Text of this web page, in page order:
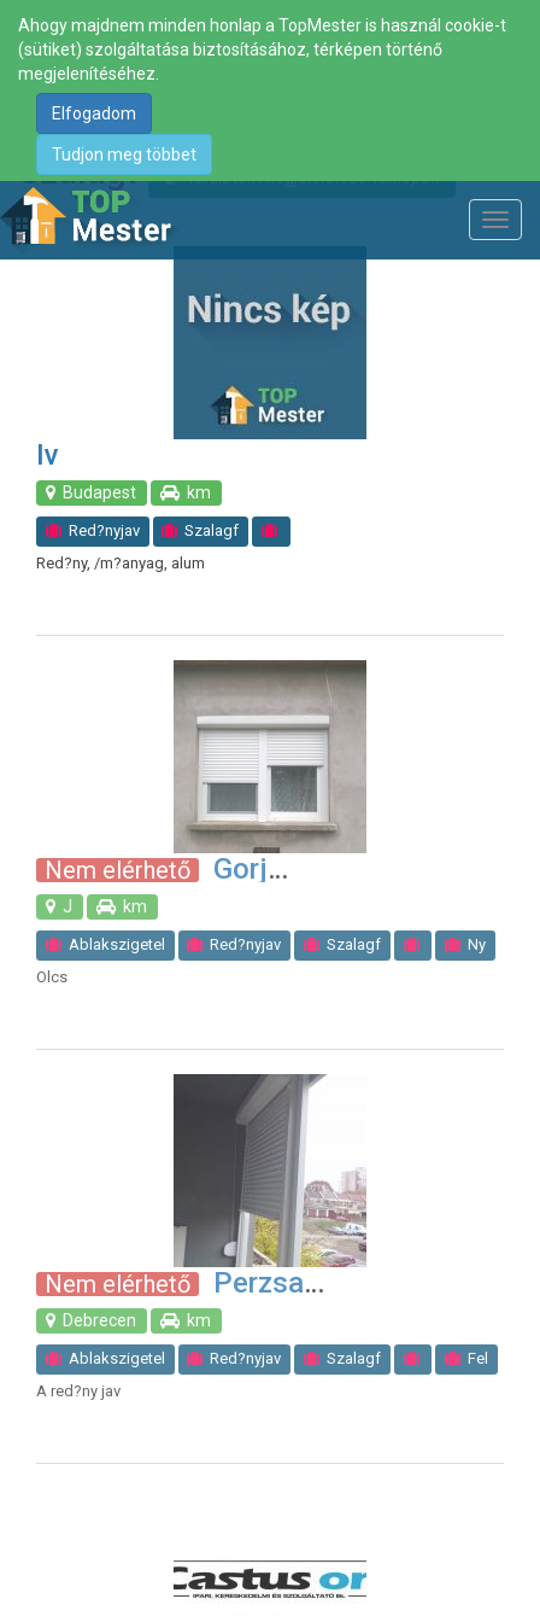
Ahogy majdnem minden honlap a TopMester is használ cookie-t
(sütiket) szolgáltatása biztosításához, térképen történő
megjelenítéséhez.
Elfogadom
Tudjon meg többet
Szalagf Találatok megjelenítése térképen
Iv
Budapest km
Red?nyjav
Szalagf
Red?ny, /m?anyag, alum
Nem elérhető Gorj
J km
Ablakszigetel Red?nyjav Szalagf
Ny
Olcs
Nem elérhető Perzsa
Debrecen km
Ablakszigetel Red?nyjav Szalagf
Fel
A red?ny jav